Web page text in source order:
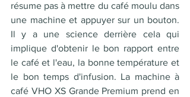
résume pas à mettre du café moulu dans
une machine et appuyer sur un bouton.
Il y a une science derrière cela qui
implique d'obtenir le bon rapport entre
le café et l'eau, la bonne température et
le bon temps d'infusion. La machine à
café VHO XS Grande Premium prend en